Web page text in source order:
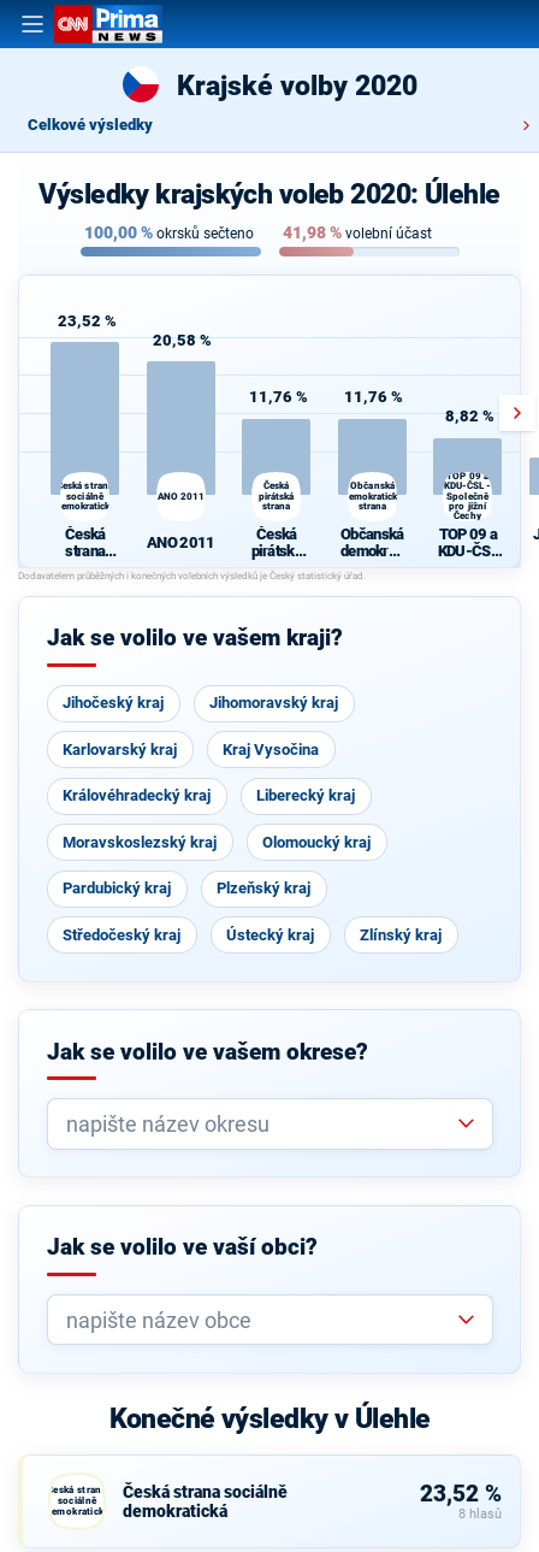
Krajské volby 2020
Celkové výsledky
Výsledky krajských voleb 2020: Úlehle
100,00% okrsků sečteno 41,98% volební účast
23,52 %
Česká strana
sociálně
demokratická
Česká
strana
sociálně
demokrati
cká
20,58 %
ANO 2011
ANO 2011
11,76 %
Česká
pirátská
strana
Česká
pirátská
strana
11,76 %
Občanská
demokratická
strana
Občanská
demokrati
cká strana
8,82 %
TOP 09 a
KDU-ČSL -
Společně
pro jižní
Čechy
TOP 09 a
KDU-ČSL
- Společně
Čechy
Jak se volilo ve vašem kraji?
Jihočeský kraj Jihomoravský kraj
Karlovarský kraj Kraj Vysočina
Královéhradecký kraj Liberecký kraj
Moravskoslezský kraj Olomoucký kraj
Pardubický kraj Plzeňský kraj
Středočeský kraj Ústecký kraj Zlínský kraj
Jak se volilo ve vašem okrese?
Jak se volilo ve vaší obci?
Konečné výsledky v Úlehle
Česká strana
sociálně
demokratická
Česká strana sociálně
demokratická
23,52 %
8 hlasů